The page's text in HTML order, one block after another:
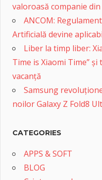
valoroasă companie
ANCOM:
Artificială devine
Liber la timp liber:
Time is Xiaomi Time”
vacanță
Samsung
noilor Galaxy Z Fold8
CATEGORIES
APPS & SOFT
BLOG